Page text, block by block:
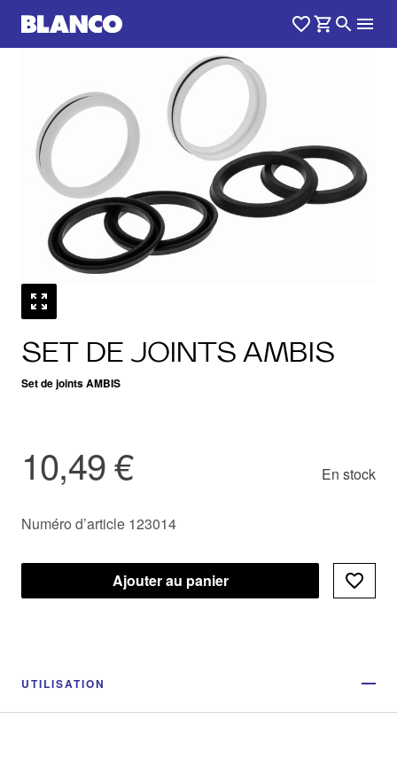
SET DE JOINTS AMBIS
Set de joints AMBIS
10,49 € En stock
Numéro d’article 123014
Ajouter au panier
UTILISATION